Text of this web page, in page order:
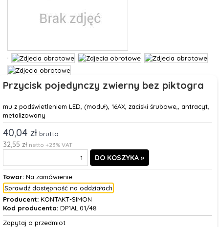
Przycisk pojedynczy zwierny bez piktogra
mu z podświetleniem LED, (moduł), 16AX, zaciski śrubowe,, antracyt,
metalizowany
40,04 zł brutto
32,55 zł netto +23% VAT
Towar:Na zamówienie
Sprawdź dostępność na oddziałach
Producent:KONTAKT-SIMON
Kod producenta:DP1AL.01/48
Zapytaj o przedmiot